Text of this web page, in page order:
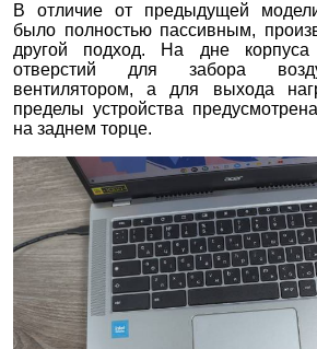
В отличие от предыдущей
было полностью пассивным,
другой подход. На дне корпуса
отверстий для забора
вентилятором, а для выхода
пределы устройства
на заднем торце.